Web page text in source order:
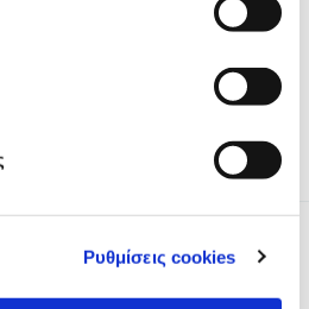
Ρυθμίσεις cookies
ο 22χρονος διεθνής και